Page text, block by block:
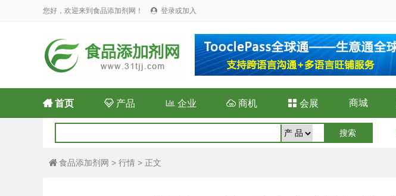
您好，欢迎来到食品添加剂网！  登录或加入
首页 产品 企业  商机  会展 商城
 食品添加剂网 > 行情 > 正文